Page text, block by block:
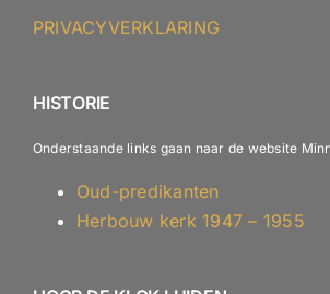
PRIVACYVERKLARING
HISTORIE
Onderstaande links gaan naar de website
Oud-predikanten
Herbouw kerk 1947 – 1955